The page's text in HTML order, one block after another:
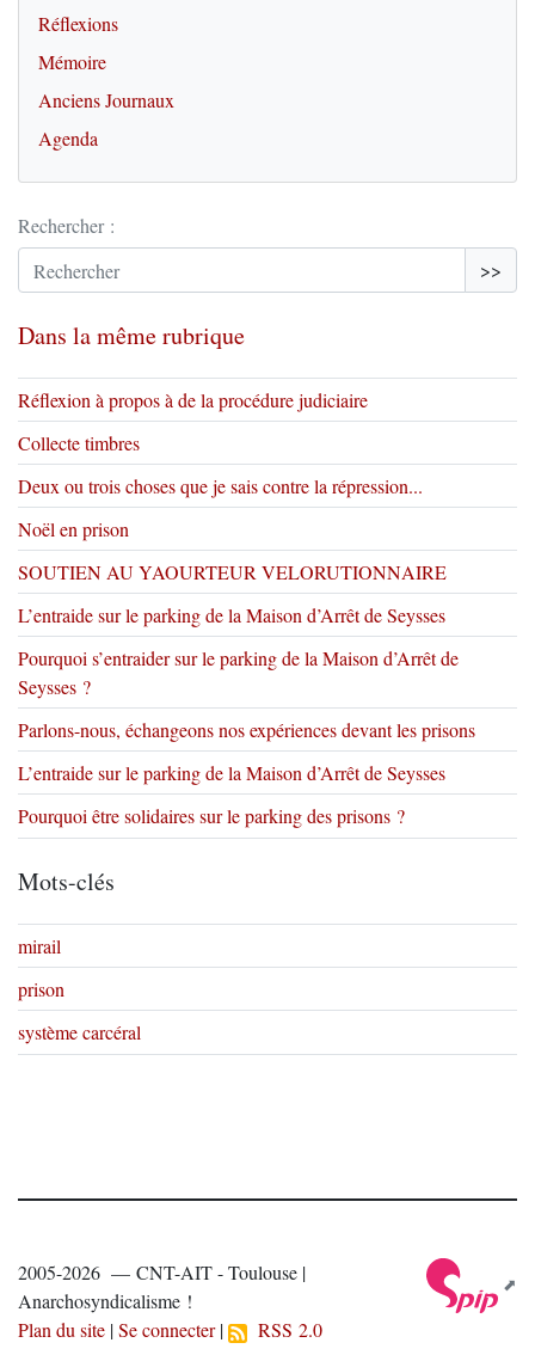
Réflexions
Mémoire
Anciens Journaux
Agenda
Rechercher :
>>
Dans la même rubrique
Réflexion à propos à de la procédure judiciaire
Collecte timbres
Deux ou trois choses que je sais contre la répression...
Noël en prison
SOUTIEN AU YAOURTEUR VELORUTIONNAIRE
L’entraide sur le parking de la Maison d’Arrêt de Seysses
Pourquoi s’entraider sur le parking de la Maison d’Arrêt de
Seysses ?
Parlons-nous, échangeons nos expériences devant les prisons
L’entraide sur le parking de la Maison d’Arrêt de Seysses
Pourquoi être solidaires sur le parking des prisons ?
Mots-clés
mirail
prison
système carcéral
2005-2026 — CNT-AIT - Toulouse |
Anarchosyndicalisme !
Plan du site |Se connecter| RSS 2.0